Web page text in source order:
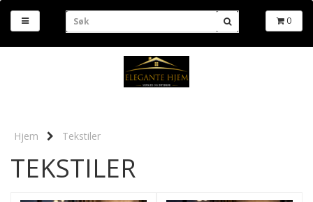
0
Hjem Tekstiler
TEKSTILER